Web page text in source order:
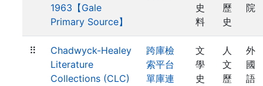
1963【Gale
Primary Source】
史
料
歷
史
院
⠿
Chadwyck-Healey
Literature
Collections (CLC)
跨庫檢
索平台
單庫連
文
學
史
人
文
歷
外
國
語